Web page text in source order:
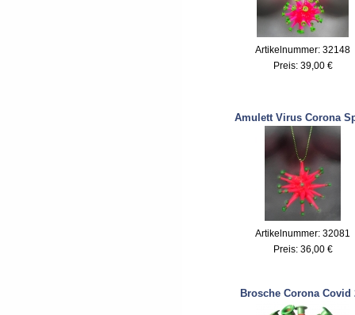
Artikelnummer: 32148
Preis: 39,00 €
Amulett Virus Corona
Artikelnummer: 32081
Preis: 36,00 €
Brosche Corona Covid